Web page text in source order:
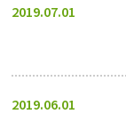
2019.07.01
2019.06.01